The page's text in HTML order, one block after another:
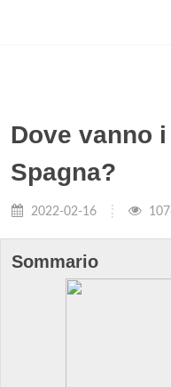
Dove vanno
Spagna?
2022-02-16
Sommario